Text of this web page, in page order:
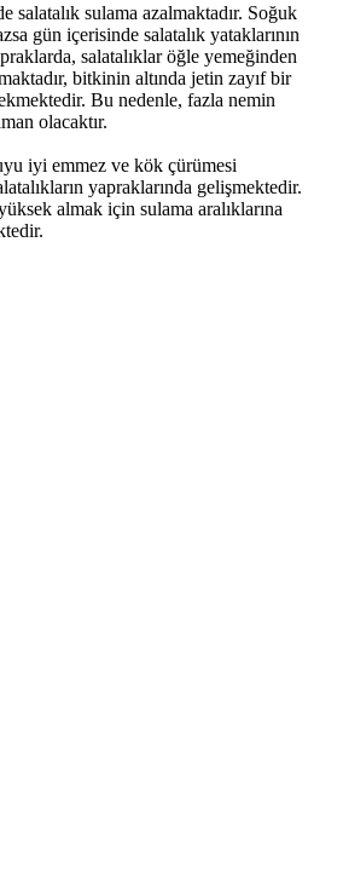
salatalık sulama azalmaktadır. Soğuk
gün içerisinde salatalık yataklarının
salatalıklar öğle yemeğinden
bitkinin altında jetin zayıf bir
Bu nedenle, fazla nemin
olacaktır.
iyi emmez ve kök çürümesi
yapraklarında gelişmektedir.
almak için sulama aralıklarına